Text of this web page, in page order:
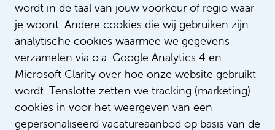
wordt in de taal van jouw voorkeur of regio waar
je woont. Andere cookies die wij gebruiken zijn
analytische cookies waarmee we gegevens
verzamelen via o.a. Google Analytics 4 en
Microsoft Clarity over hoe onze website gebruikt
wordt. Tenslotte zetten we tracking (marketing)
cookies in voor het weergeven van een
gepersonaliseerd vacatureaanbod op basis van de
AspectRatio
200_113
LinkTitle
LinkUrl
LinkTarget
_self
Op de afdeling Hartcatherisatie vind je
de perfecte combinatie tussen
geplande en acute zorg! Je begeleidt
patiënten tijdens invasieve